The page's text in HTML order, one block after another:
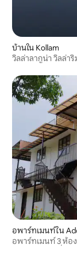
บ้านใน Kollam
วิลล่าลากูน่า วิลล่า
อพาร์ทเมนท์ใน
อพาร์ทเมนท์ 3 ห้อ